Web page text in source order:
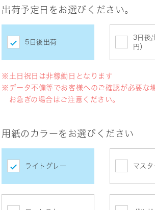
出荷予定日をお選びください。
5日後出荷
3日後
円）
※土日祝日は非稼働日となります
※データ不備等でお客様へのご確認が必要な
お急ぎの場合はご注意ください。
用紙のカラーをお選びください
ライトグレー マスタ